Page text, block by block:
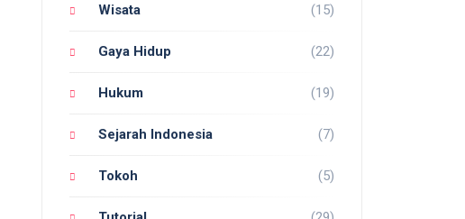
Wisata (15)
Gaya Hidup (22)
Hukum (19)
Sejarah Indonesia (7)
Tokoh (5)